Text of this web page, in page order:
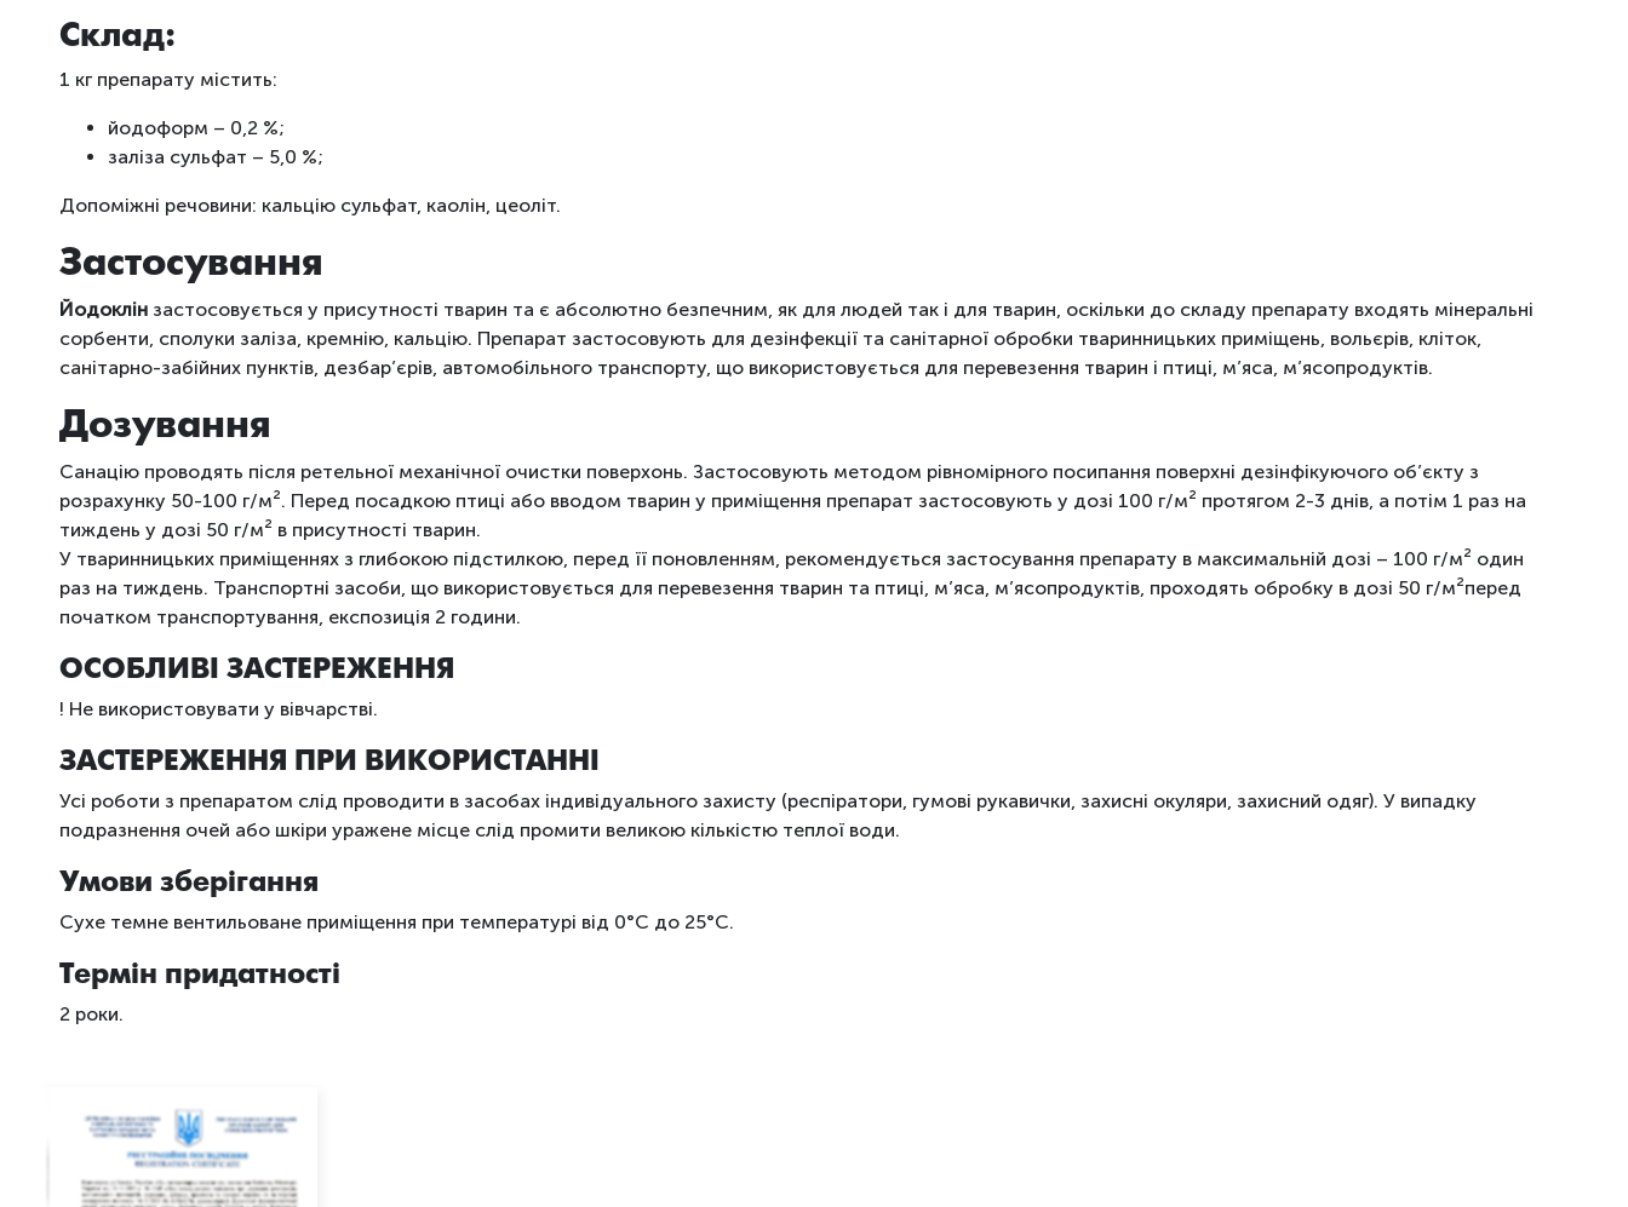
Склад:
1 кг препарату містить:
йодоформ – 0,2 %;
заліза сульфат – 5,0 %;
Допоміжні речовини: кальцію сульфат, каолін, цеоліт.
Застосування
Йодоклін застосовується у присутності тварин та є абсолютно безпечним, як для людей так і для тварин, оскільки до складу препарату входять мінеральні
сорбенти, сполуки заліза, кремнію, кальцію. Препарат застосовують для дезінфекції та санітарної обробки тваринницьких приміщень, вольєрів, кліток,
санітарно-забійних пунктів, дезбар’єрів, автомобільного транспорту, що використовується для перевезення тварин і птиці, м’яса, м’ясопродуктів.
Дозування
Санацію проводять після ретельної механічної очистки поверхонь. Застосовують методом рівномірного посипання поверхні дезінфікуючого об’єкту з
розрахунку 50-100 г/м². Перед посадкою птиці або вводом тварин у приміщення препарат застосовують у дозі 100 г/м² протягом 2-3 днів, а потім 1 раз на
тиждень у дозі 50 г/м² в присутності тварин.
У тваринницьких приміщеннях з глибокою підстилкою, перед її поновленням, рекомендується застосування препарату в максимальній дозі – 100 г/м² один
раз на тиждень. Транспортні засоби, що використовується для перевезення тварин та птиці, м’яса, м’ясопродуктів, проходять обробку в дозі 50 г/м²перед
початком транспортування, експозиція 2 години.
ОСОБЛИВІ ЗАСТЕРЕЖЕННЯ
! Не використовувати у вівчарстві.
ЗАСТЕРЕЖЕННЯ ПРИ ВИКОРИСТАННІ
Усі роботи з препаратом слід проводити в засобах індивідуального захисту (респіратори, гумові рукавички, захисні окуляри, захисний одяг). У випадку
подразнення очей або шкіри уражене місце слід промити великою кількістю теплої води.
Умови зберігання
Сухе темне вентильоване приміщення при температурі від 0°С до 25°С.
Термін придатності
2 роки.